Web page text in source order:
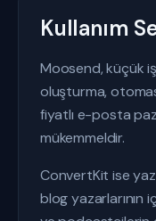
Kullanım
Moosend, küçük
oluşturma,
fiyatlı e-posta
mükemmeldir.
ConvertKit ise
blog yazarlarının